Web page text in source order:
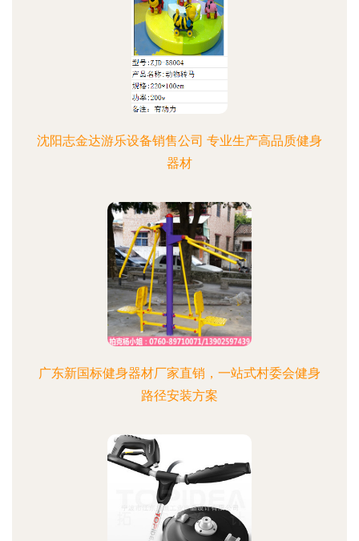
沈阳志金达游乐设备销售公司 专业生产高品质健身
器材
广东新国标健身器材厂家直销，一站式村委会健身
路径安装方案